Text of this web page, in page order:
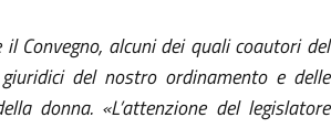
Convegno, alcuni dei quali coautori del
del nostro ordinamento e delle
donna. «L’attenzione del legislatore